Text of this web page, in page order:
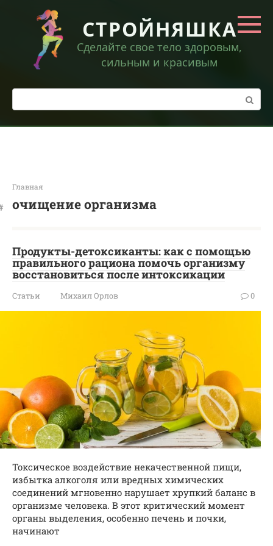
контенту
СТРОЙНЯШКА
Сделайте свое тело здоровым,
сильным и красивым
Поиск:
Главная
очищение организма
Продукты-детоксиканты: как с помощью
правильного рациона помочь организму
восстановиться после интоксикации
Статьи Михаил Орлов 0
Токсическое воздействие некачественной пищи,
избытка алкоголя или вредных химических
соединений мгновенно нарушает хрупкий баланс в
организме человека. В этот критический момент
органы выделения, особенно печень и почки,
начинают